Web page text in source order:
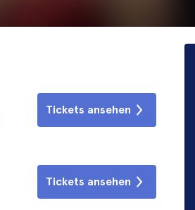
Tickets ansehen
Tickets ansehen